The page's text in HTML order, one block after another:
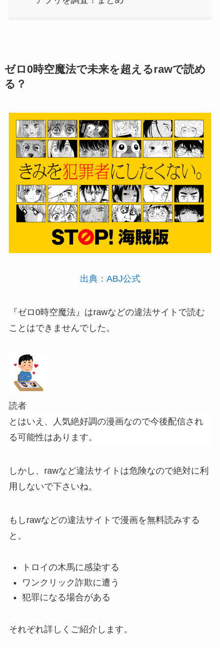
ゼロ0時空魔法で未来を超えるrawで読め
る？
出典：ABJ公式
『ゼロ0時空魔法』はrawなどの違法サイトで読む
ことはできませんでした。
読者
とはいえ、人気絶好調の漫画なので今後配信され
る可能性はあります。
しかし、rawなど違法サイトは危険なので絶対に利
用しないで下さいね。
もしrawなどの違法サイトで漫画を無料読みする
と。
トロイの木馬に感染する
ワンクリック詐欺に遭う
犯罪になる場合がある
それぞれ詳しくご紹介します。